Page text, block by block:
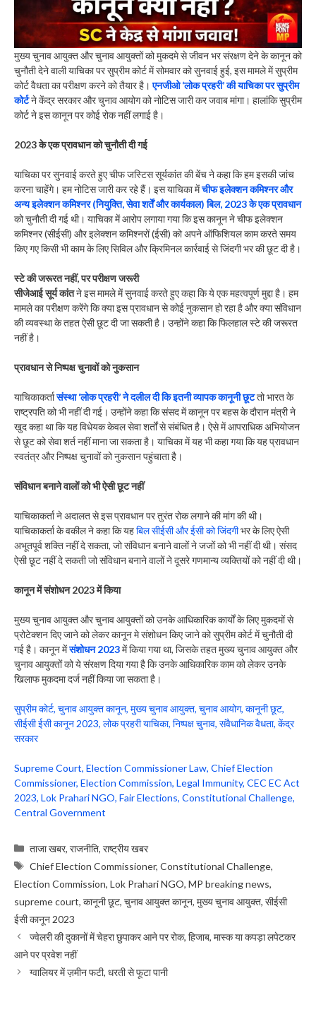
मुख्य चुनाव आयुक्त और चुनाव आयुक्तों को मुकदमे से जीवन भर संरक्षण देने के कानून को
चुनौती देने वाली याचिका पर सुप्रीम कोर्ट में सोमवार को सुनवाई हुई, इस मामले में सुप्रीम
कोर्ट वैधता का परीक्षण करने को तैयार है।एनजीओ ‘लोक प्रहरी’ की याचिका पर सुप्रीम
कोर्टने केंद्र सरकार और चुनाव आयोग को नोटिस जारी कर जवाब मांगा। हालांकि सुप्रीम
कोर्ट ने इस कानून पर कोई रोक नहीं लगाई है।
2023 के एक प्रावधान को चुनौती दी गई
याचिका पर सुनवाई करते हुए चीफ जस्टिस सूर्यकांत की बेंच ने कहा कि हम इसकी जांच
करना चाहेंगे। हम नोटिस जारी कर रहे हैं। इस याचिका मेंचीफ इलेक्शन कमिश्नर और
अन्य इलेक्शन कमिश्नर (नियुक्ति, सेवा शर्तें और कार्यकाल) बिल, 2023 के एक प्रावधान
को चुनौती दी गई थी। याचिका में आरोप लगाया गया कि इस कानून ने चीफ इलेक्शन
कमिश्नर (सीईसी) और इलेक्शन कमिश्नरों (ईसी) को अपने ऑफिशियल काम करते समय
किए गए किसी भी काम के लिए सिविल और क्रिमिनल कार्रवाई से जिंदगी भर की छूट दी है।
स्टे की जरूरत नहीं, पर परीक्षण जरूरी
सीजेआई सूर्य कांतने इस मामले में सुनवाई करते हुए कहा कि ये एक महत्वपूर्ण मुद्दा है। हम
मामले का परीक्षण करेंगे कि क्या इस प्रावधान से कोई नुकसान हो रहा है और क्या संविधान
की व्यवस्था के तहत ऐसी छूट दी जा सकती है। उन्‍होंने कहा कि फिलहाल स्टे की जरूरत
नहीं है।
प्रावधान से निष्पक्ष चुनावों को नुकसान
याचिकाकर्तासंस्था ‘लोक प्रहरी’ ने दलील दी कि इतनी व्यापक कानूनी छूटतो भारत के
राष्ट्रपति को भी नहीं दी गई। उन्‍होंने कहा कि संसद में कानून पर बहस के दौरान मंत्री ने
खुद कहा था कि यह विधेयक केवल सेवा शर्तों से संबंधित है। ऐसे में आपराधिक अभियोजन
से छूट को सेवा शर्त नहीं माना जा सकता है। याचिका में यह भी कहा गया कि यह प्रावधान
स्वतंत्र और निष्पक्ष चुनावों को नुकसान पहुंचाता है।
संविधान बनाने वालों को भी ऐसी छूट नहीं
याचिकाकर्ता ने अदालत से इस प्रावधान पर तुरंत रोक लगाने की मांग की थी।
याचिकाकर्ता के वकील ने कहा कि यहबिल सीईसी और ईसी को जिंदगीभर के लिए ऐसी
अभूतपूर्व शक्ति नहीं दे सकता, जो संविधान बनाने वालों ने जजों को भी नहीं दी थी। संसद
ऐसी छूट नहीं दे सकती जो संविधान बनाने वालों ने दूसरे गणमान्य व्यक्तियों को नहीं दी थी।
कानून में संशोधन 2023 में किया
मुख्य चुनाव आयुक्त और चुनाव आयुक्तों को उनके आधिकारिक कार्यों के लिए मुकदमों से
प्रोटेक्शन दिए जाने को लेकर कानून मे संशोधन किए जाने को सुप्रीम कोर्ट में चुनौती दी
गई है। कानून मेंसंशोधन 2023में किया गया था, जिसके तहत मुख्य चुनाव आयुक्त और
चुनाव आयुक्तों को ये संरक्षण दिया गया है कि उनके आधिकारिक काम को लेकर उनके
खिलाफ मुकदमा दर्ज नहीं किया जा सकता है।
सुप्रीम कोर्ट, चुनाव आयुक्त कानून, मुख्य चुनाव आयुक्त, चुनाव आयोग, कानूनी छूट,
सीईसी ईसी कानून 2023, लोक प्रहरी याचिका, निष्पक्ष चुनाव, संवैधानिक वैधता, केंद्र
सरकार
Supreme Court, Election Commissioner Law, Chief Election
Commissioner, Election Commission, Legal Immunity, CEC EC Act
2023, Lok Prahari NGO, Fair Elections, Constitutional Challenge,
Central Government
Categories
ताजा खबर,राजनीति,राष्ट्रीय खबर
Tags
Chief Election Commissioner,Constitutional Challenge,
Election Commission, Lok Prahari NGO, MP breaking news,
supreme court, कानूनी छूट, चुनाव आयुक्त कानून, मुख्य चुनाव आयुक्त, सीईसी
ईसी कानून 2023
ज्वेलरी की दुकानों में चेहरा छुपाकर आने पर रोक, हिजाब, मास्क या कपड़ा लपेटकर
आने पर प्रवेश नहीं
ग्वालियर में ज़मीन फटी, धरती से फूटा पानी